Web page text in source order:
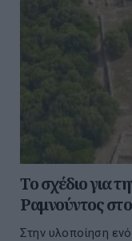
Το σχέδιο για
Ραμνούντος
Στην υλοποίηση